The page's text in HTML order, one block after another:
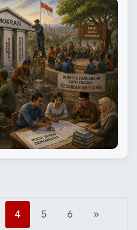
4 5 6 »